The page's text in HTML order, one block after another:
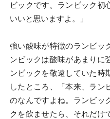
ビックです。ランビック初
いいと思いますよ。」
強い酸味が特徴のランビッ
ンビックは酸味があまりに
ンビックを敬遠していた時
したところ、「本来、ラン
のなんですよね。ランビッ
クを飲ませたら、それだけ